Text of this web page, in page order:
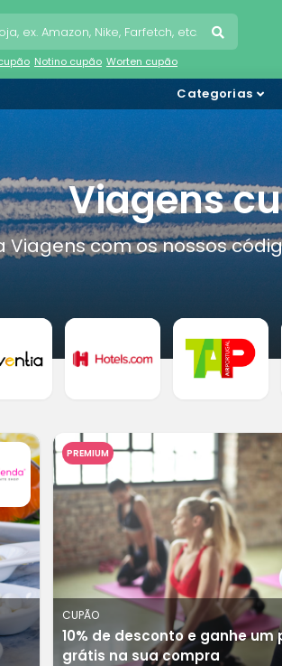
Notino cupão Worten cupão
Categorias
Viagens
com os nossos
PREMIUM
CUPÃO
10% de desconto e ganhe um
grátis na sua compra